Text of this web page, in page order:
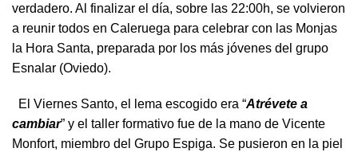
verdadero. Al finalizar el día, sobre las 22:00h, se volvieron
a reunir todos en Caleruega para celebrar con las Monjas
la Hora Santa, preparada por los más jóvenes del grupo
Esnalar (Oviedo).
El Viernes Santo, el lema escogido era “Atrévete a
cambiar” y el taller formativo fue de la mano de Vicente
Monfort, miembro del Grupo Espiga. Se pusieron en la piel